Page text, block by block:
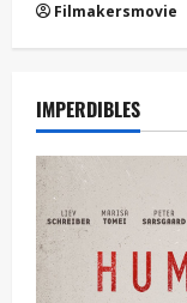
Filmakersmovie
IMPERDIBLES